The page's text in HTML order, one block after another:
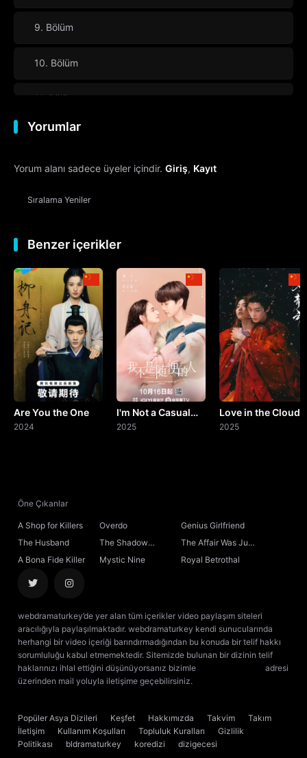
9. Bölüm
10. Bölüm
11. Bölüm
12. Bölüm
13. Bölüm
14. Bölüm
15. Bölüm
16. Bölüm
17. Bölüm
18. Bölüm
19. Bölüm
20. Bölüm
23. Bölüm
24. Bölüm
Yorumlar
Yorum alanı sadece üyeler içindir. Giriş, Kayıt
Sıralama Yeniler
Benzer içerikler
Are You the One
2024
I'm Not a Casual
Person
2025
Love in the Clouds
2025
Öne Çıkanlar
A Shop for Killers Overdo
Genius Girlfriend
The Husband
The Shadow
Sovereign
The Affair Was Just
the Beginning
A Bona Fide Killer Mystic Nine Royal Betrothal
webdramaturkey’de yer alan tüm içerikler video paylaşım siteleri
aracılığıyla paylaşılmaktadır. webdramaturkey kendi sunucularında
herhangi bir video içeriği barındırmadığından bu konuda bir telif hakkı
sorumluluğu kabul etmemektedir. Sitemizde bulunan bir dizinin telif
haklarınızı ihlal ettiğini düşünüyorsanız bizimle
adresi
üzerinden mail yoluyla iletişime geçebilirsiniz.
Popüler Asya Dizileri Keşfet Hakkımızda Takvim
Takım
İletişim
Kullanım Koşulları Topluluk Kuralları
Gizlilik
Politikası
bldramaturkey koredizi
dizigecesi